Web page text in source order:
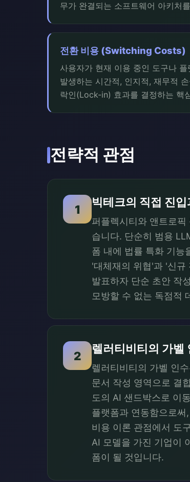
무가 완결되는 소프트웨어 아키처
전환 비용 (Switching Costs)
사용자가 현재 이용 중인 도구나
발생하는 시간적, 인지적, 재무적
락인(Lock-in) 효과를 결정하는 핵
전략적 관점
1
빅테크의 직접 진
퍼플렉시티와 앤트로
습니다. 단순히 범용
폼 내에 법률 특화 기능
'대체재의 위협'과 '신규
발표하자 단순 초안 작
모방할 수 없는 독점적
2
렐러티비티의 가벨
렐러티비티의 가벨 인
문서 작성 영역으로 결
도의 AI 샌드박스로 이
플랫폼과 연동함으로
비용 이론 관점에서 도
AI 모델을 가진 기업이
폼이 될 것입니다.